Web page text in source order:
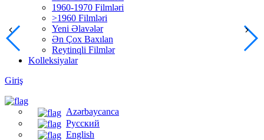
1960-1970 Filmləri
>1960 Filmləri
Yeni Əlavələr
Ən Çox Baxılan
Reytinqli Filmlər
Kolleksiyalar
Giriş
Azərbaycanca
Русский
English